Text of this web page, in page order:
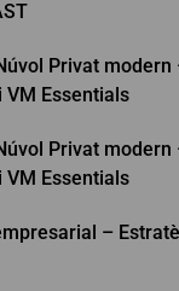
Privat
VM Essentials
Privat
VM Essentials
–